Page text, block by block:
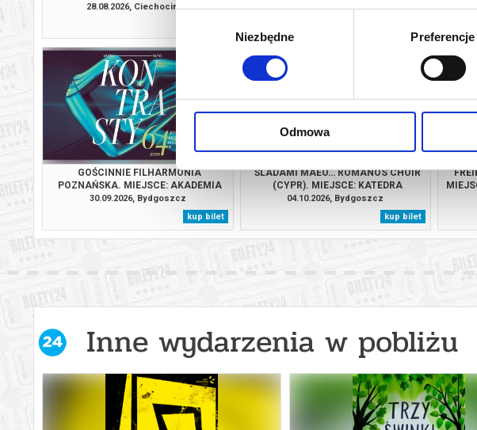
zgody
Niezbędne Preferencje
Odmowa
28.08.2026, Ciechocinek
GOŚCINNIE FILHARMONIA
POZNAŃSKA. MIEJSCE: AKADEMIA
MUZYCZNA W BYDGOSZCZY
30.09.2026, Bydgoszcz
kup bilet
ŚLADAMI MAEO… ROMANOS CHOIR
(CYPR). MIEJSCE: KATEDRA
BYDGOSKA
04.10.2026, Bydgoszcz
kup bilet
Inne wydarzenia w pobliżu